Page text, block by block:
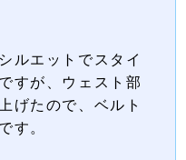
ルエットでスタイ
すが、ウェスト部
げたので、ベルト
す。